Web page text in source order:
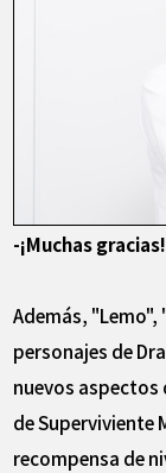
-¡Muchas gracias!
Además, "Lemo",
personajes de
nuevos aspectos
de Superviviente
recompensa de